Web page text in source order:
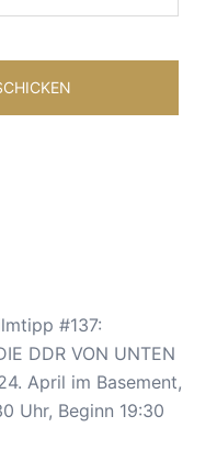
#137:
DDR VON UNTEN
April im Basement,
Uhr, Beginn 19:30